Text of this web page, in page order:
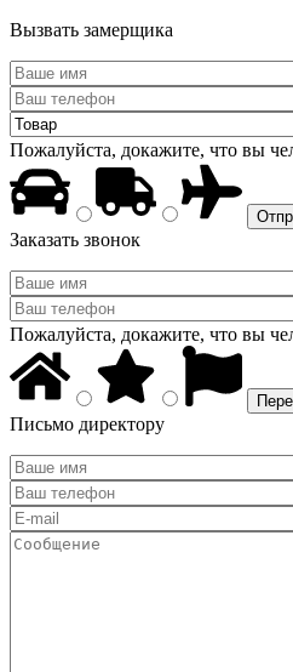
Вызвать замерщика
Пожалуйста, докажите, что вы
Заказать звонок
Пожалуйста, докажите, что вы
Письмо директору